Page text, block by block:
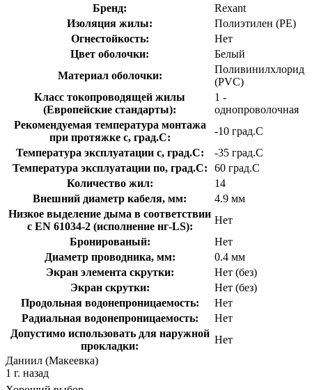
Бренд:
Rexant
Изоляция жилы:
Полиэтилен (PE)
Огнестойкость:
Нет
Цвет оболочки:
Белый
Материал оболочки:
Поливинилхлорид
(PVC)
Класс токопроводящей жилы
(Европейские стандарты):
1 -
однопроволочная
Рекомендуемая температура монтажа
при протяжке с, град.C:
-10 град.C
Температура эксплуатации с, град.C:
-35 град.C
Температура эксплуатации по, град.C:
60 град.C
Количество жил:
14
Внешний диаметр кабеля, мм:
4.9 мм
Низкое выделение дыма в соответствии
с EN 61034-2 (исполнение нг-LS):
Нет
Бронированый:
Нет
Диаметр проводника, мм:
0.4 мм
Экран элемента скрутки:
Нет (без)
Экран скрутки:
Нет (без)
Продольная водонепроницаемость:
Нет
Радиальная водонепроницаемость:
Нет
Допустимо использовать для наружной
прокладки:
Нет
Даниил (Макеевка)
1 г. назад